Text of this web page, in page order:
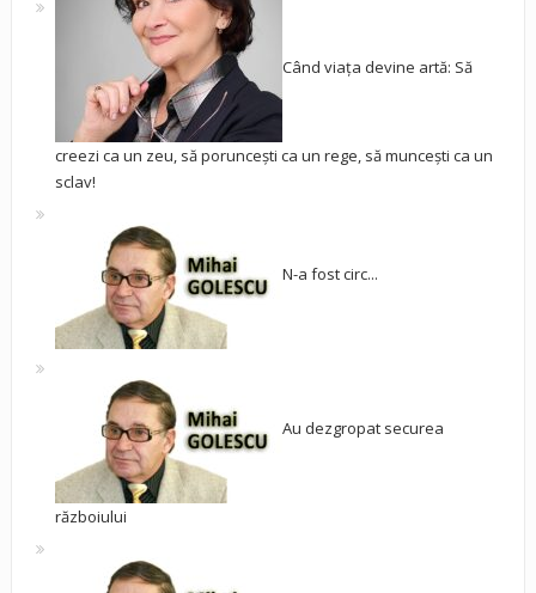
Când viața devine artă: Să
creezi ca un zeu, să poruncești ca un rege, să muncești ca un
sclav!
N-a fost circ...
Au dezgropat securea
războiului